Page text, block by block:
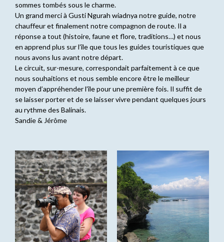
sommes tombés sous le charme.
Un grand merci à Gusti Ngurah wiadnya notre guide, notre
chauffeur et finalement notre compagnon de route. Il a
réponse a tout (histoire, faune et flore, traditions…) et nous
en apprend plus sur l’île que tous les guides touristiques que
nous avons lus avant notre départ.
Le circuit, sur-mesure, correspondait parfaitement à ce que
nous souhaitions et nous semble encore être le meilleur
moyen d’appréhender l’île pour une première fois. Il suffit de
se laisser porter et de se laisser vivre pendant quelques jours
au rythme des Balinais.
Sandie & Jérôme